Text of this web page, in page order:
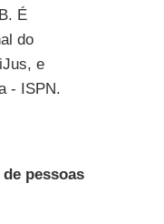
É
do
e
- ISPN.
pessoas